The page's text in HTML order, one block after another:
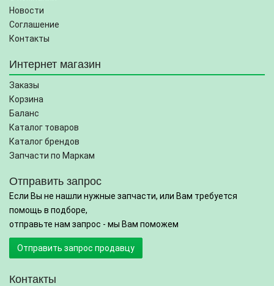
Новости
Соглашение
Контакты
Интернет магазин
Заказы
Корзина
Баланс
Каталог товаров
Каталог брендов
Запчасти по Маркам
Отправить запрос
Если Вы не нашли нужные запчасти, или Вам требуется
помощь в подборе,
отправьте нам запрос - мы Вам поможем
Отправить запрос продавцу
Контакты